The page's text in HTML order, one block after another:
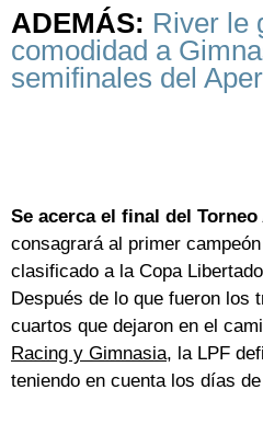
ADEMÁS: River le
comodidad a
semifinales del
Se acerca el final del
consagrará al primer
clasificado a la Copa
Después de lo que fueron los
cuartos que dejaron en el
Racing y Gimnasia, la LPF
teniendo en cuenta los días